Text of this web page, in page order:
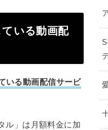
いる動画配
いる動画配信サービ
ル」は月額料金に加